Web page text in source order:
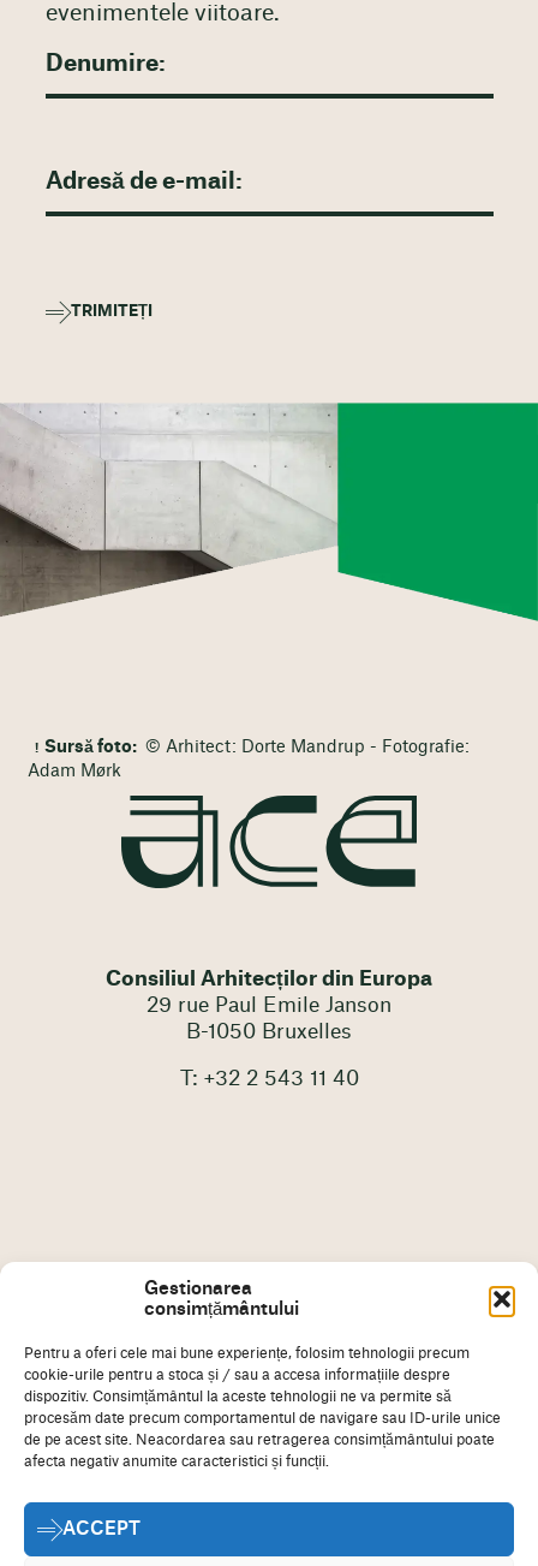
Gestionarea
consimțământului
Pentru a oferi cele mai bune experiențe, folosim tehnologii precum
cookie-urile pentru a stoca și / sau a accesa informațiile despre
dispozitiv. Consimțământul la aceste tehnologii ne va permite să
procesăm date precum comportamentul de navigare sau ID-urile unice
de pe acest site. Neacordarea sau retragerea consimțământului poate
afecta negativ anumite caracteristici și funcții.
ACCEPT
evenimentele viitoare.
TRIMITEȚI
Sursă foto: © Arhitect: Dorte Mandrup - Fotografie:
Adam Mørk
Consiliul Arhitecților din Europa
29 rue Paul Emile Janson
B-1050 Bruxelles
T: +32 2 543 11 40
Amprentă
disclaimer
Declarație de confidențialitate